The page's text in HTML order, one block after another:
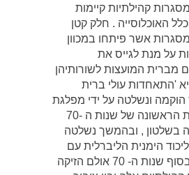
קהילתיות קיימות
האוכלוסייה . חלק קטן
אשר פיתחו במכוון
על מנת לגייס את
מברית המועצות לשורותיהן
'התאחדות עולי ברית
ונשלטה על ידי מפלגת
העבודה במחצית הראשונה של שנות ה -70
בשלטון , ובהמשך נשלטה
הימנית הליברלית עם
עלייתה לשלטון בסוף שנות ה- 70 אולם הזיקה